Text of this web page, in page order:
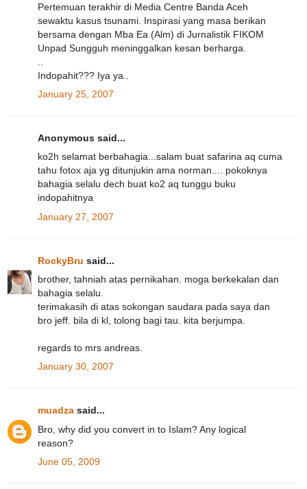
Pertemuan terakhir di Media Centre Banda Aceh
sewaktu kasus tsunami. Inspirasi yang masa berikan
bersama dengan Mba Ea (Alm) di Jurnalistik FIKOM
Unpad Sungguh meninggalkan kesan berharga.
Indopahit??? Iya ya..
January 25, 2007
Anonymous said...
ko2h selamat berbahagia...salam buat safarina aq cuma
tahu fotox aja yg ditunjukin ama norman.... pokoknya
bahagia selalu dech buat ko2 aq tunggu buku
indopahitnya
January 27, 2007
RockyBru said...
brother, tahniah atas pernikahan. moga berkekalan dan
bahagia selalu.
terimakasih di atas sokongan saudara pada saya dan
bro jeff. bila di kl, tolong bagi tau. kita berjumpa.
regards to mrs andreas.
January 30, 2007
muadza said...
Bro, why did you convert in to Islam? Any logical
reason?
June 05, 2009